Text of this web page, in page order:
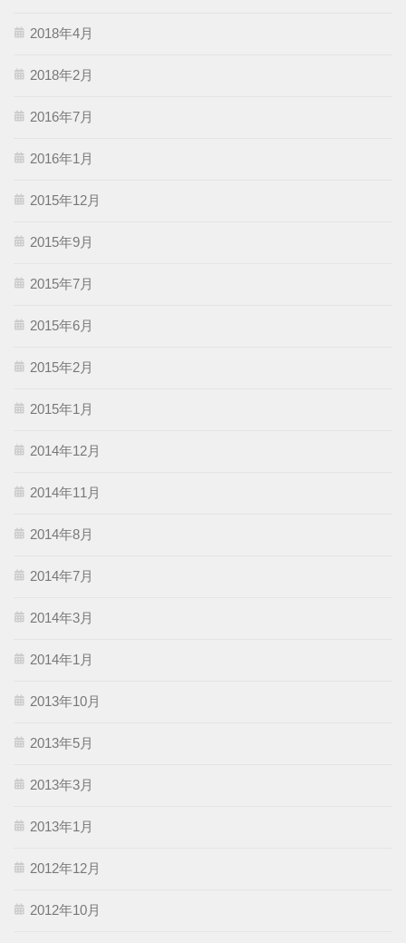
2018年4月
2018年2月
2016年7月
2016年1月
2015年12月
2015年9月
2015年7月
2015年6月
2015年2月
2015年1月
2014年12月
2014年11月
2014年8月
2014年7月
2014年3月
2014年1月
2013年10月
2013年5月
2013年3月
2013年1月
2012年12月
2012年10月